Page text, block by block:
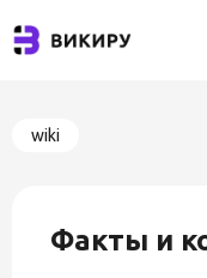
wiki
Факты и